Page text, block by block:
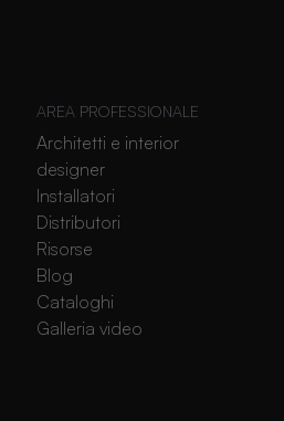
AREA PROFESSIONALE
Architetti e interior
designer
Installatori
Distributori
Risorse
Blog
Cataloghi
Galleria video